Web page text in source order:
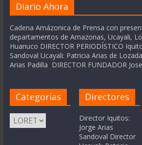
Diario Ahora
Cadena Amázonica de Prensa con
departamentos de Amazonas, Ucayali,
Huanuco DIRECTOR PERIODÍSTICO
Sandoval Ucayali: Patricia Arias de
Arias Padilla DIRECTOR FUNDADOR
Categorías
Categorías
Directores
Director Iquitos:
Jorge Arias
Sandoval Director